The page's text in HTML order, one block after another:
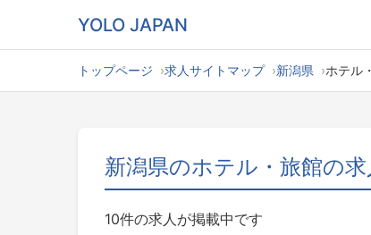
YOLO JAPAN
トップページ 求人サイトマップ 新潟県 ホテル
新潟県のホテル・旅館の求
10件の求人が掲載中です